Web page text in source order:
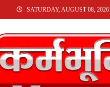
SATURDAY, AUGUST 08, 2026